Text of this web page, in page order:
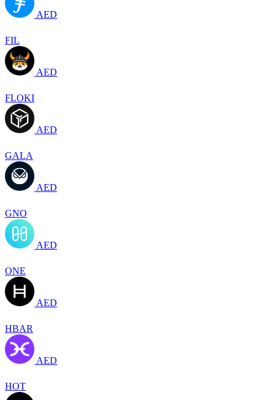
AED
FIL
AED
FLOKI
AED
GALA
AED
GNO
AED
ONE
AED
HBAR
AED
HOT